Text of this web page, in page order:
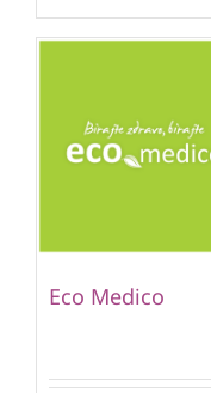
Eco Medico